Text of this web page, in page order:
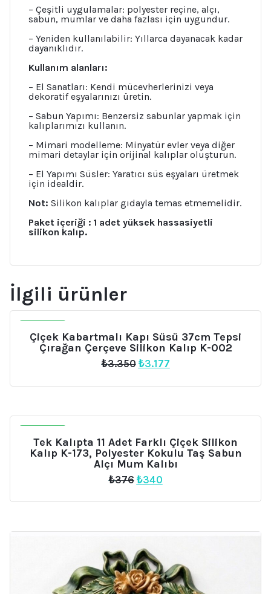
– Çeşitli uygulamalar: polyester reçine, alçı,
sabun, mumlar ve daha fazlası için uygundur.
– Yeniden kullanılabilir: Yıllarca dayanacak kadar
dayanıklıdır.
Kullanım alanları:
– El Sanatları: Kendi mücevherlerinizi veya
dekoratif eşyalarınızı üretin.
– Sabun Yapımı: Benzersiz sabunlar yapmak için
kalıplarımızı kullanın.
– Mimari modelleme: Minyatür evler veya diğer
mimari detaylar için orijinal kalıplar oluşturun.
– El Yapımı Süsler: Yaratıcı süs eşyaları üretmek
için idealdir.
Not: Silikon kalıplar gıdayla temas etmemelidir.
Paket içeriği : 1 adet yüksek hassasiyetli
silikon kalıp.
İlgili ürünler
Çiçek Kabartmalı Kapı Süsü 37cm Tepsi
Çırağan Çerçeve Silikon Kalıp K-002
₺3.350 Orijinal
₺3.350.
₺3.177Şu
fiyat:
Tek Kalıpta 11 Adet Farklı Çiçek Silikon
Kalıp K-173, Polyester Kokulu Taş Sabun
Alçı Mum Kalıbı
₺376 Orijinal
₺376.
₺340Şu
fiyat: